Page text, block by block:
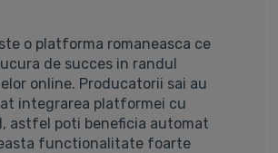
o platforma romaneasca ce
de succes in randul
online. Producatorii sai au
integrarea platformei cu
astfel poti beneficia automat
functionalitate foarte